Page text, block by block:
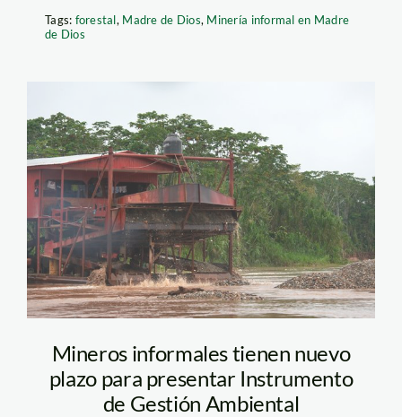
Tags: forestal, Madre de Dios, Minería informal en Madre
de Dios
Mineria Ilegal
Mineros informales tienen nuevo
plazo para presentar Instrumento
de Gestión Ambiental